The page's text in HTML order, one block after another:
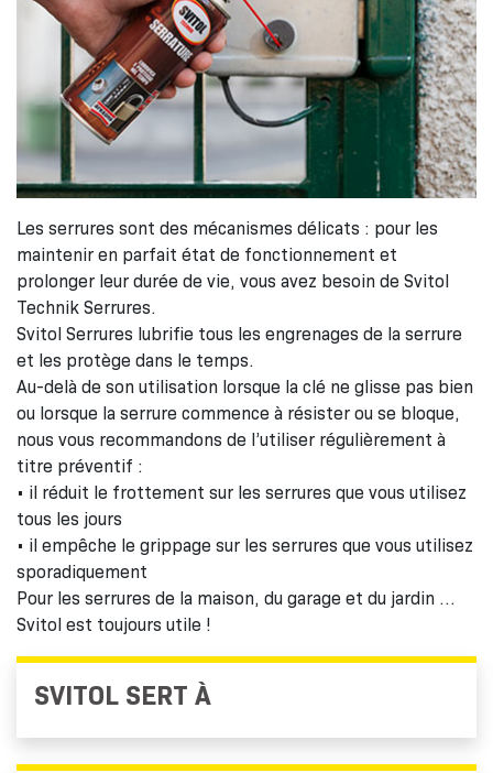
Les serrures sont des mécanismes délicats : pour les
maintenir en parfait état de fonctionnement et
prolonger leur durée de vie, vous avez besoin de Svitol
Technik Serrures.
Svitol Serrures lubrifie tous les engrenages de la serrure
et les protège dans le temps.
Au-delà de son utilisation lorsque la clé ne glisse pas bien
ou lorsque la serrure commence à résister ou se bloque,
nous vous recommandons de l’utiliser régulièrement à
titre préventif :
• il réduit le frottement sur les serrures que vous utilisez
tous les jours
• il empêche le grippage sur les serrures que vous utilisez
sporadiquement
Pour les serrures de la maison, du garage et du jardin …
Svitol est toujours utile !
SVITOL SERT À